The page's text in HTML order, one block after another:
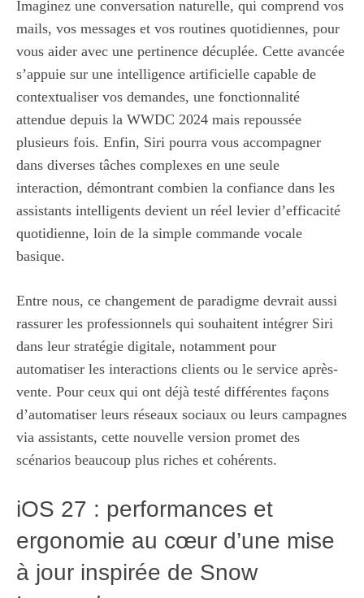
Imaginez une conversation naturelle, qui comprend vos
mails, vos messages et vos routines quotidiennes, pour
vous aider avec une pertinence décuplée. Cette avancée
s’appuie sur une intelligence artificielle capable de
contextualiser vos demandes, une fonctionnalité
attendue depuis la WWDC 2024 mais repoussée
plusieurs fois. Enfin, Siri pourra vous accompagner
dans diverses tâches complexes en une seule
interaction, démontrant combien la confiance dans les
assistants intelligents devient un réel levier d’efficacité
quotidienne, loin de la simple commande vocale
basique.
Entre nous, ce changement de paradigme devrait aussi
rassurer les professionnels qui souhaitent intégrer Siri
dans leur stratégie digitale, notamment pour
automatiser les interactions clients ou le service après-
vente. Pour ceux qui ont déjà testé différentes façons
d’automatiser leurs réseaux sociaux ou leurs campagnes
via assistants, cette nouvelle version promet des
scénarios beaucoup plus riches et cohérents.
iOS 27 : performances et
ergonomie au cœur d’une mise
à jour inspirée de Snow